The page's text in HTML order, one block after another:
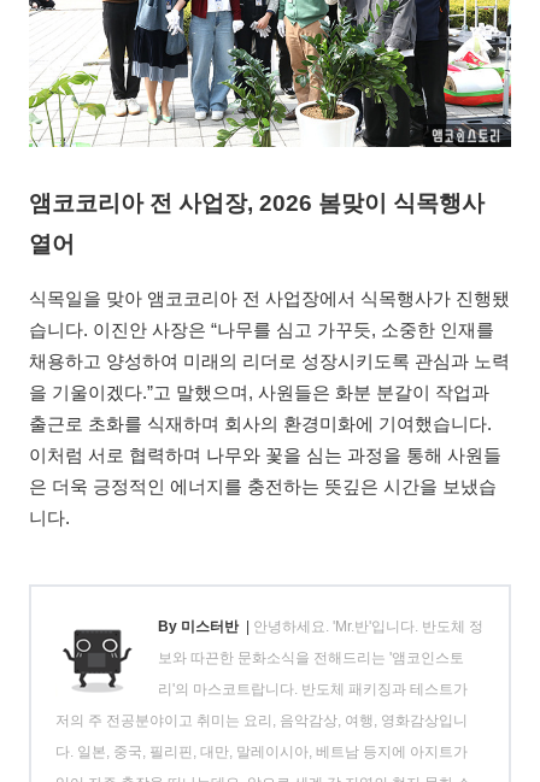
앰코코리아 전 사업장, 2026 봄맞이 식목행사
열어
식목일을 맞아 앰코코리아 전 사업장에서 식목행사가 진행됐
습니다. 이진안 사장은 “나무를 심고 가꾸듯, 소중한 인재를
채용하고 양성하여 미래의 리더로 성장시키도록 관심과 노력
을 기울이겠다.”고 말했으며, 사원들은 화분 분갈이 작업과
출근로 초화를 식재하며 회사의 환경미화에 기여했습니다.
이처럼 서로 협력하며 나무와 꽃을 심는 과정을 통해 사원들
은 더욱 긍정적인 에너지를 충전하는 뜻깊은 시간을 보냈습
니다.
By 미스터반 | 안녕하세요. 'Mr.반'입니다. 반도체 정
보와 따끈한 문화소식을 전해드리는 '앰코인스토
리'의 마스코트랍니다. 반도체 패키징과 테스트가
저의 주 전공분야이고 취미는 요리, 음악감상, 여행, 영화감상입니
다. 일본, 중국, 필리핀, 대만, 말레이시아, 베트남 등지에 아지트가